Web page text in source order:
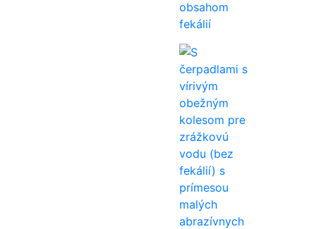
obsahom
fekálií